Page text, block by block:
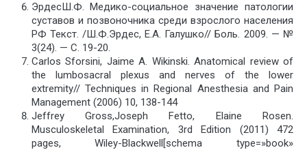
ЭрдесШ.Ф. Медико-социальное значение патологии
суставов и позвоночника среди взрослого населения
РФ Текст. /Ш.Ф.Эрдес, Е.А. Галушко// Боль. 2009. — №
3(24). — С. 19-20.
Carlos Sforsini, Jaime A. Wikinski. Anatomical review of
the lumbosacral plexus and nerves of the lower
extremity// Techniques in Regional Anesthesia and Pain
Management (2006) 10, 138-144
Jeffrey Gross,Joseph Fetto, Elaine Rosen.
Musculoskeletal Examination, 3rd Edition (2011) 472
pages, Wiley-Blackwell[schema type=»book»